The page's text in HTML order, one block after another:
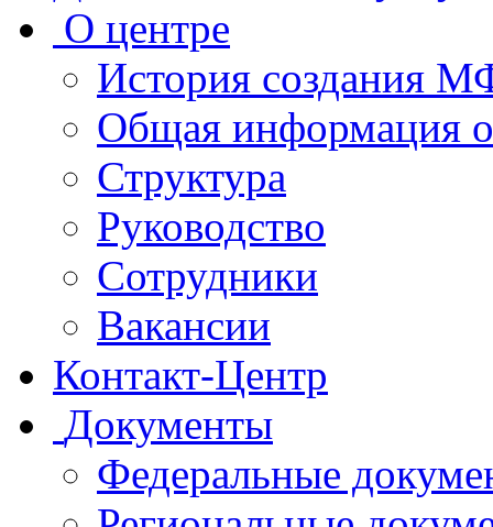
О центре
История создания
Общая
Структура
Руководство
Сотрудники
Вакансии
Контакт-Центр
Документы
Федеральные